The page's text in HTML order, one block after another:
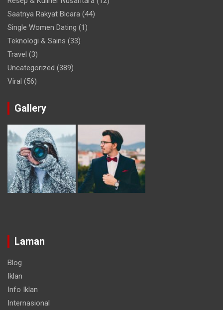
Saatnya Rakyat Bicara (44)
Single Women Dating (1)
Teknologi & Sains (33)
Travel (3)
Uncategorized (389)
Viral (56)
Gallery
Laman
Blog
Iklan
Info Iklan
Internasional